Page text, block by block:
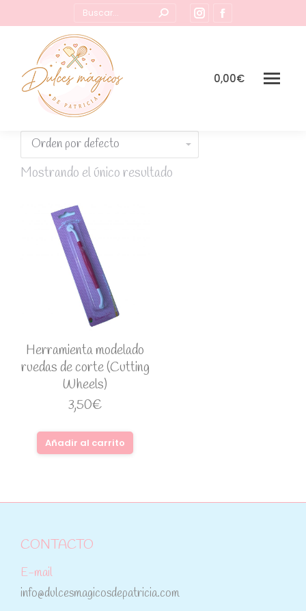
Buscar:
Instagram
page
new
page
in
0,00€
Mostrando el único resultado
Herramienta modelado
ruedas de corte (Cutting
Wheels)
3,50€
Añadir al carrito
CONTACTO
E-mail
info@dulcesmagicosdepatricia.com